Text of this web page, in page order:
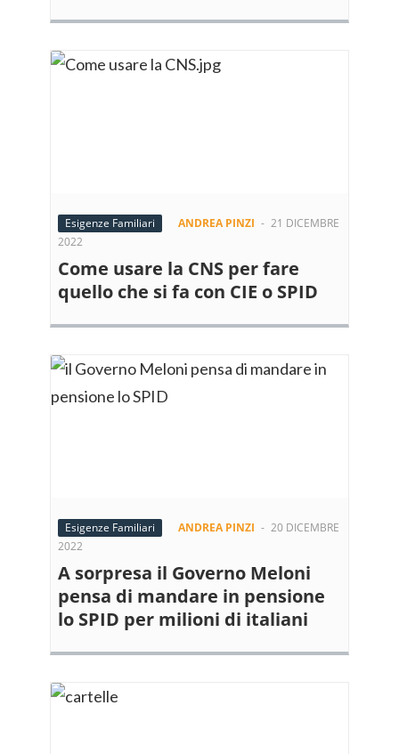
Esigenze Familiari ANDREA PINZI - 21 DICEMBRE
2022
Come usare la CNS per fare
quello che si fa con CIE o SPID
Esigenze Familiari ANDREA PINZI - 20 DICEMBRE
2022
A sorpresa il Governo Meloni
pensa di mandare in pensione
lo SPID per milioni di italiani